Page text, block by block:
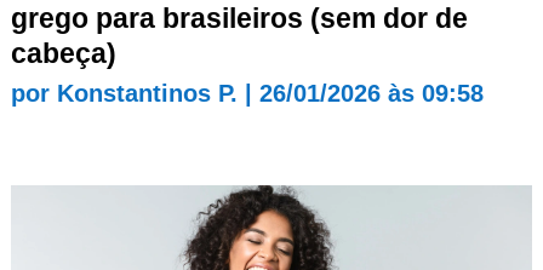
grego para brasileiros (sem dor de
cabeça)
por Konstantinos P. 26/01/2026 às 09:58